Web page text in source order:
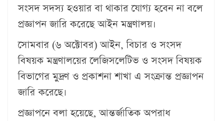
সংসদ সদস্য হওয়ার বা থাকার যোগ্য হবেন না বলে
প্রজ্ঞাপন জারি করেছে আইন মন্ত্রণালয়।
সোমবার (৬ অক্টোবর) আইন, বিচার ও সংসদ
বিষয়ক মন্ত্রণালয়ের লেজিসলেটিভ ও সংসদ বিষয়ক
বিভাগের মুদ্রণ ও প্রকাশনা শাখা এ সংক্রান্ত প্রজ্ঞাপন
জারি করেছে।
প্রজ্ঞাপনে বলা হয়েছে, আন্তর্জাতিক অপরাধ